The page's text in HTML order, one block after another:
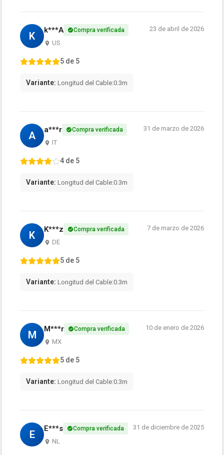
K k***A Compra verificada
US
23 de abril de 2026
5 de 5
Variante: Longitud del Cable:0.3m
A a***r Compra verificada
IT
31 de marzo de 2026
4 de 5
Variante: Longitud del Cable:0.3m
K K***z Compra verificada
DE
7 de marzo de 2026
5 de 5
Variante: Longitud del Cable:0.3m
M M***r Compra verificada
MX
10 de enero de 2026
5 de 5
Variante: Longitud del Cable:0.3m
E E***s Compra verificada
NL
31 de diciembre de 2025